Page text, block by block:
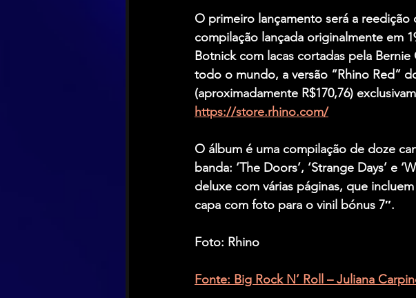
O primeiro lançamento será a reedição
compilação lançada originalmente em
Botnick com lacas cortadas pela
todo o mundo, a versão “Rhino Red”
(aproximadamente R$170,76)
https://store.rhino.com/
O álbum é uma compilação de doze
banda: ‘The Doors’, ‘Strange Days’ e
deluxe com várias páginas, que
capa com foto para o vinil bónus 7″.
Foto: Rhino
Fonte: Big Rock N’ Roll – Juliana